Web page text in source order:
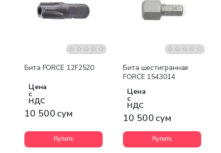
Бита FORCE 12F2520
Цена
с
НДС
10 500 сум
Купить
Бита шестигранная
FORCE 1543014
Цена
с
НДС
10 500 сум
Купить